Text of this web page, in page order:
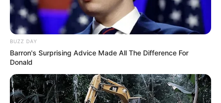
BUZZ DAY
Barron's Surprising Advice Made All The Difference For
Donald